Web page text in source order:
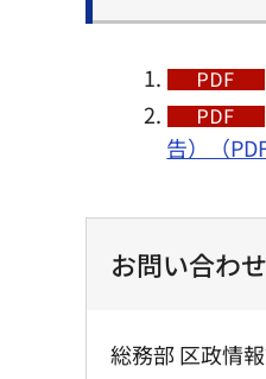
告）（
お問い合わ
総務部 区政情